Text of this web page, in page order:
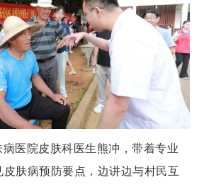
医院皮肤科医生熊冲，带着专业
肤病预防要点，边讲边与村民互